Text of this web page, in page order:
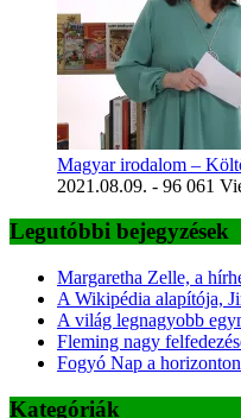
Magyar irodalom –
2021.08.09. - 96 061
Legutóbbi bejegyzések
Margaretha Zelle, a
A Wikipédia alapítója,
A világ legnagyobb
Fleming nagy
Fogyó Nap a horizonton
Kategóriák